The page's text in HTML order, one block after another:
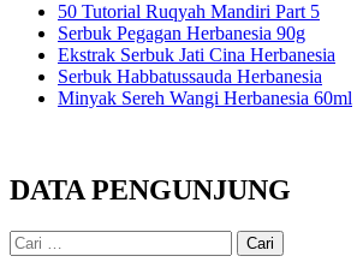
50 Tutorial Ruqyah Mandiri Part 5
Serbuk Pegagan Herbanesia 90g
Ekstrak Serbuk Jati Cina Herbanesia
Serbuk Habbatussauda Herbanesia
Minyak Sereh Wangi Herbanesia 60ml
DATA PENGUNJUNG
Cari
untuk: